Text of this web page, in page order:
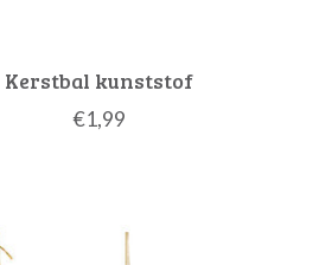
Kerstbal kunststof
€1,99